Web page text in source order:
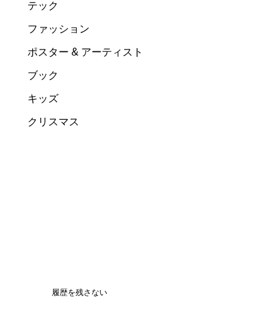
テック
ファッション
ポスター & アーティスト
ブック
キッズ
クリスマス
履歴を残さない